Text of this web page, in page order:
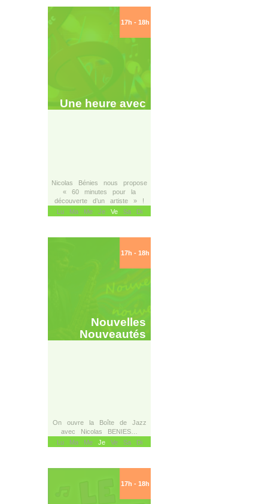
17h - 18h
Une heure avec
Nicolas Bénies nous propose
« 60 minutes pour la
découverte d’un artiste » !
Lu Ma Me Je VeSa Di
17h - 18h
Nouvelles
Nouveautés
On ouvre la Boîte de Jazz
avec Nicolas BENIES…
Lu Ma Me JeVe Sa Di
17h - 18h